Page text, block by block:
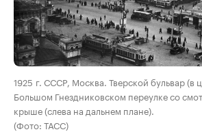
00:00 / 00:00
1925 г. СССР, Москва. Тверской бульвар (в
Большом Гнездниковском переулке со
крыше (слева на дальнем плане).
(Фото: ТАСС)